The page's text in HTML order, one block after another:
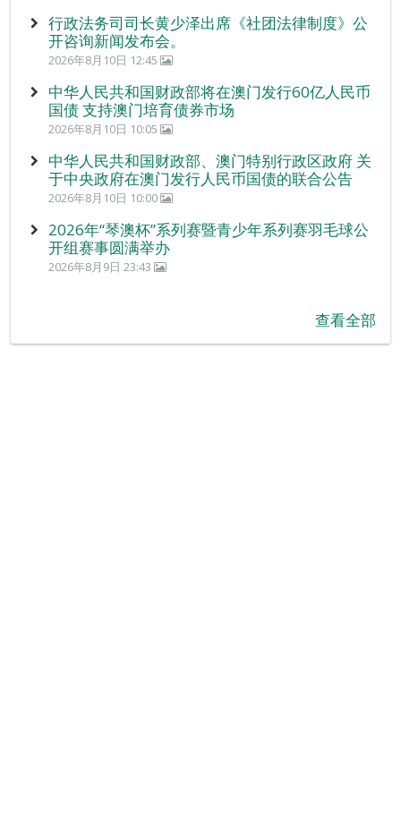
行政法务司司长黄少泽出席《社团法律制度》公
开咨询新闻发布会。
2026年8月10日 12:45
中华人民共和国财政部将在澳门发行60亿人民币
国债 支持澳门培育债券市场
2026年8月10日 10:05
中华人民共和国财政部、澳门特别行政区政府 关
于中央政府在澳门发行人民币国债的联合公告
2026年8月10日 10:00
2026年“琴澳杯”系列赛暨青少年系列赛羽毛球公
开组赛事圆满举办
2026年8月9日 23:43
查看全部